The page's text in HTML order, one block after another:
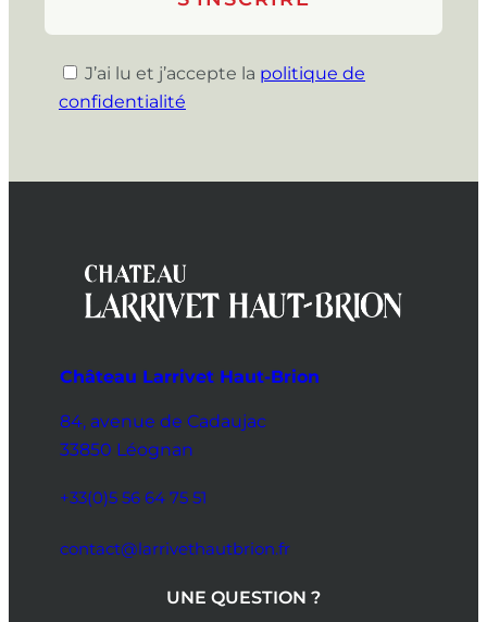
J’ai lu et j’accepte la politique de
confidentialité
Château Larrivet Haut-Brion
84, avenue de Cadaujac
33850 Léognan
+33(0)5 56 64 75 51
contact@larrivethautbrion.fr
UNE QUESTION ?